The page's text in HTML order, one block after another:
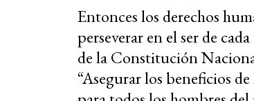
Entonces los derechos
perseverar en el ser de
de la Constitución
“Asegurar los beneficios